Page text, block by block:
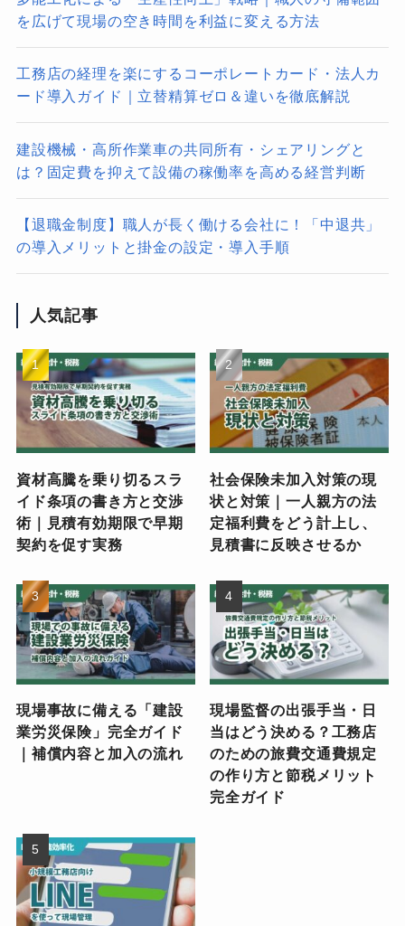
を広げて現場の空き時間を利益に変える方法
工務店の経理を楽にするコーポレートカード・法人カ
ード導入ガイド｜立替精算ゼロ＆違いを徹底解説
建設機械・高所作業車の共同所有・シェアリングと
は？固定費を抑えて設備の稼働率を高める経営判断
【退職金制度】職人が長く働ける会社に！「中退共」
の導入メリットと掛金の設定・導入手順
人気記事
資材高騰を乗り切るスラ
イド条項の書き方と交渉
術｜見積有効期限で早期
契約を促す実務
社会保険未加入対策の現
状と対策｜一人親方の法
定福利費をどう計上し、
見積書に反映させるか
現場事故に備える「建設
業労災保険」完全ガイド
｜補償内容と加入の流れ
現場監督の出張手当・日
当はどう決める？工務店
のための旅費交通費規定
の作り方と節税メリット
完全ガイド